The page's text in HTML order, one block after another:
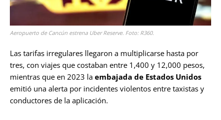
Aeropuerto de Cancún estrena Uber Reserve. Foto: R360.
Las tarifas irregulares llegaron a multiplicarse hasta por
tres, con viajes que costaban entre 1,400 y 12,000 pesos,
mientras que en 2023 la embajada de Estados Unidos
emitió una alerta por incidentes violentos entre taxistas y
conductores de la aplicación.